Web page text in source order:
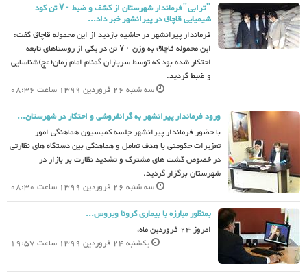
"ترابی"فرماندار شهرستان از کشف و ضبط ۷۰ تن کود
شیمیایی قاچاق در پیرانشهر خبر داد...
فرماندار پیرانشهر در حاشیه بازدید از این محموله قاچاق گفت:
این محموله قاچاق به وزن ۷۰ تن در یکی از روستاهای تابعه
احتکار شده بود که توسط سربازان گمنام امام زمان(عج)شناسایی
و ضبط گردید.
سه شنبه 26 فروردین 1399 ساعت 08:36
ورود فرماندار پیرانشهر به گرانفروشی و احتکار در شهرستان...
با حضور فرماندار پیرانشهر جلسه کمیسیون هماهنگی امور
تعزیرات حکومتی با هدف تعامل و هماهنگی بین دستگاه های نظارتی
در خصوص گشت های مشترک و تشدید نظارت بر بازار در
شهرستان برگزار گردید.
سه شنبه 26 فروردین 1399 ساعت 08:30
بمنظور مبارزه با بیماری کرونا ویروس...
امروز 24 فروردین ماه،
یکشنبه 24 فروردین 1399 ساعت 19:57